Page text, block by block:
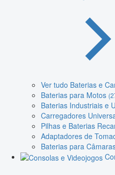
Ver tudo Baterias e
Baterias para Motos
Baterias Industriais e
Carregadores
Pilhas e Baterias
Adaptadores de
Baterias para